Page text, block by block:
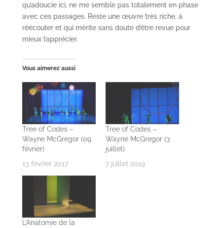
qu’adoucie ici, ne me semble pas totalement en phase
avec ces passages. Reste une œuvre très riche, à
réécouter et qui mérite sans doute d’être revue pour
mieux l’apprécier.
Vous aimerez aussi
Tree of Codes –
Wayne McGregor (09
février)
13 février 2017
Tree of Codes –
Wayne McGregor (3
juillet)
7 juillet 2019
L’Anatomie de la